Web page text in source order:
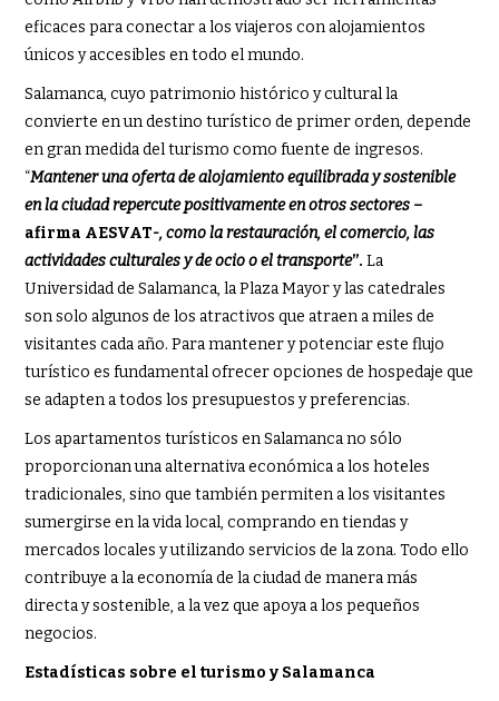
eficaces para conectar a los viajeros con alojamientos
únicos y accesibles en todo el mundo.
Salamanca, cuyo patrimonio histórico y cultural la
convierte en un destino turístico de primer orden, depende
en gran medida del turismo como fuente de ingresos.
“Mantener una oferta de alojamiento equilibrada y sostenible
en la ciudad repercute positivamente en otros sectores –
afirma AESVAT-, como la restauración, el comercio, las
actividades culturales y de ocio o el transporte”.La
Universidad de Salamanca, la Plaza Mayor y las catedrales
son solo algunos de los atractivos que atraen a miles de
visitantes cada año. Para mantener y potenciar este flujo
turístico es fundamental ofrecer opciones de hospedaje que
se adapten a todos los presupuestos y preferencias.
Los apartamentos turísticos en Salamanca no sólo
proporcionan una alternativa económica a los hoteles
tradicionales, sino que también permiten a los visitantes
sumergirse en la vida local, comprando en tiendas y
mercados locales y utilizando servicios de la zona. Todo ello
contribuye a la economía de la ciudad de manera más
directa y sostenible, a la vez que apoya a los pequeños
negocios.
Estadísticas sobre el turismo y Salamanca